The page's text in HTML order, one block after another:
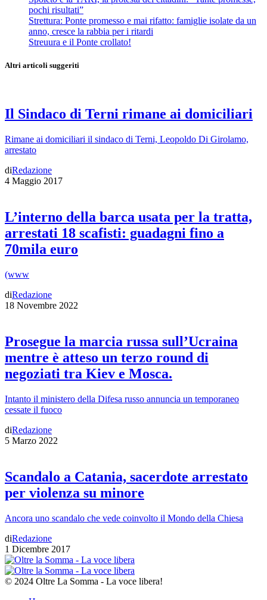
pochi risultati”
Strettura: Ponte promesso e mai rifatto: famiglie isolate da un
anno, cresce la rabbia per i ritardi
Streuura e il Ponte crollato!
Altri articoli suggeriti
Il Sindaco di Terni rimane ai domiciliari
Rimane ai domiciliari il sindaco di Terni, Leopoldo Di Girolamo,
arrestato
diRedazione
4 Maggio 2017
L’interno della barca usata per la tratta,
arrestati 18 scafisti: guadagni fino a
70mila euro
(www
diRedazione
18 Novembre 2022
Prosegue la marcia russa sull’Ucraina
mentre è atteso un terzo round di
negoziati tra Kiev e Mosca.
Intanto il ministero della Difesa russo annuncia un temporaneo
cessate il fuoco
diRedazione
5 Marzo 2022
Scandalo a Catania, sacerdote arrestato
per violenza su minore
Ancora uno scandalo che vede coinvolto il Mondo della Chiesa
diRedazione
1 Dicembre 2017
© 2024 Oltre La Somma - La voce libera!